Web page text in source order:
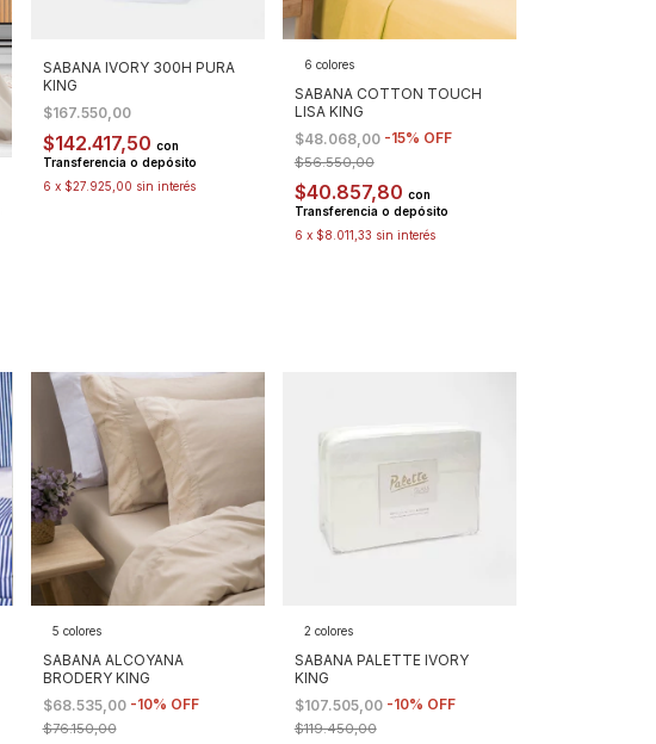
SABANA IVORY 300H PURA
KING
$167.550,00
$142.417,50 con
Transferencia o depósito
6 x $27.925,00 sin interés
6 colores
SABANA COTTON TOUCH
LISA KING
$48.068,00 -15% OFF
$56.550,00
$40.857,80 con
Transferencia o depósito
6 x $8.011,33 sin interés
5 colores
SABANA ALCOYANA
BRODERY KING
$68.535,00 -10% OFF
$76.150,00
2 colores
SABANA PALETTE IVORY
KING
$107.505,00 -10% OFF
$119.450,00